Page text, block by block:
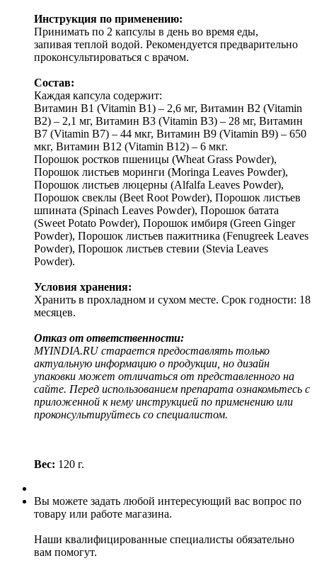
Инструкция по применению:
Принимать по 2 капсулы в день во время еды,
запивая теплой водой. Рекомендуется предварительно
проконсультироваться с врачом.
Состав:
Каждая капсула содержит:
Витамин B1 (Vitamin B1) – 2,6 мг, Витамин B2 (Vitamin
B2) – 2,1 мг, Витамин B3 (Vitamin B3) – 28 мг, Витамин
B7 (Vitamin B7) – 44 мкг, Витамин B9 (Vitamin B9) – 650
мкг, Витамин B12 (Vitamin B12) – 6 мкг.
Порошок ростков пшеницы (Wheat Grass Powder),
Порошок листьев моринги (Moringa Leaves Powder),
Порошок листьев люцерны (Alfalfa Leaves Powder),
Порошок свеклы (Beet Root Powder), Порошок листьев
шпината (Spinach Leaves Powder), Порошок батата
(Sweet Potato Powder), Порошок имбиря (Green Ginger
Powder), Порошок листьев пажитника (Fenugreek Leaves
Powder), Порошок листьев стевии (Stevia Leaves
Powder).
Условия хранения:
Хранить в прохладном и сухом месте. Срок годности: 18
месяцев.
Отказ от ответственности:
MYINDIA.RU старается предоставлять только
актуальную информацию о продукции, но дизайн
упаковки может отличаться от представленного на
сайте. Перед использованием препарата ознакомьтесь с
приложенной к нему инструкцией по применению или
проконсультируйтесь со специалистом.
Вес: 120 г.
Вы можете задать любой интересующий вас вопрос по
товару или работе магазина.
Наши квалифицированные специалисты обязательно
вам помогут.